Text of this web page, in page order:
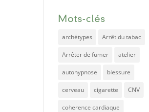
Mots-clés
archétypes Arrêt du tabac
Arrêter de fumer atelier
autohypnose blessure
cerveau cigarette CNV
coherence cardiaque